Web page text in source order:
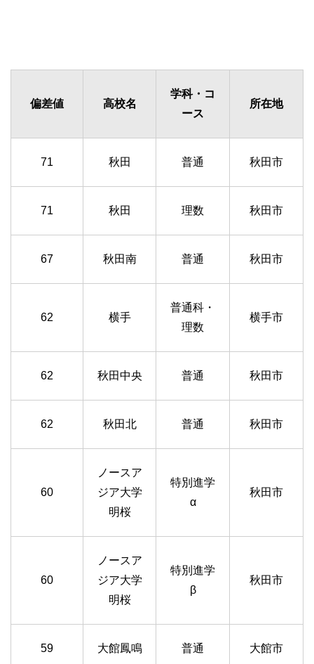
偏差値 高校名
学科・コ
ース
所在地
71 秋田 普通 秋田市
71 秋田 理数 秋田市
67 秋田南 普通 秋田市
62 横手
普通科・
理数
横手市
62 秋田中央 普通 秋田市
62 秋田北 普通 秋田市
60
ノースア
ジア大学
明桜
特別進学
α
秋田市
60
ノースア
ジア大学
明桜
特別進学
β
秋田市
59 大館鳳鳴 普通 大館市